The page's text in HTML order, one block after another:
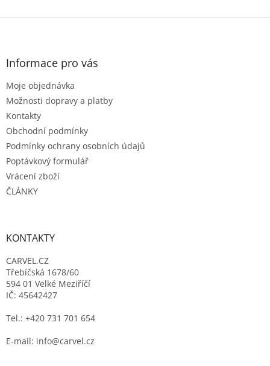
Z
Informace pro vás
Moje objednávka
Možnosti dopravy a platby
Kontakty
Obchodní podmínky
Podmínky ochrany osobních údajů
Poptávkový formulář
Vrácení zboží
ČLÁNKY
KONTAKTY
CARVEL.CZ
Třebíčská 1678/60
594 01 Velké Meziříčí
IČ: 45642427
Tel.: +420 731 701 654
E-mail: info@carvel.cz